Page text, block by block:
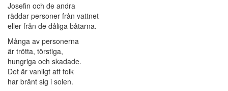
Josefin och de andra
räddar personer från vattnet
eller från de dåliga båtarna.
Många av personerna
är trötta, törstiga,
hungriga och skadade.
Det är vanligt att folk
har bränt sig i solen.